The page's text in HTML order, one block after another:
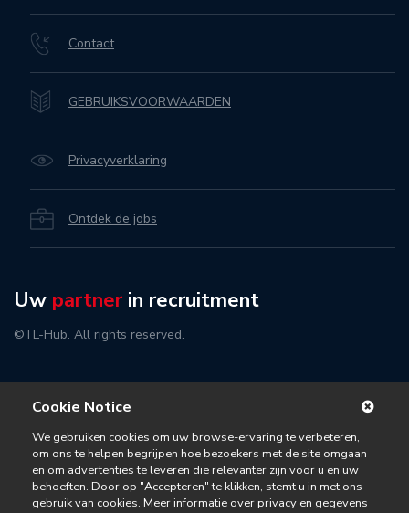
Contact
GEBRUIKSVOORWAARDEN
Privacyverklaring
Ontdek de jobs
Uw partner in recruitment
©TL-Hub. All rights reserved.
Cookie Notice
We gebruiken cookies om uw browse-ervaring te verbeteren,
om ons te helpen begrijpen hoe bezoekers met de site omgaan
en om advertenties te leveren die relevanter zijn voor u en uw
behoeften. Door op "Accepteren" te klikken, stemt u in met ons
gebruik van cookies. Meer informatie over privacy en gegevens